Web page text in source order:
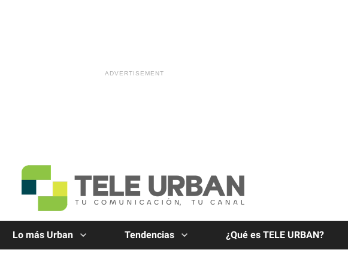
Lo más Urban Tendencias ¿Qué es TELE URBAN?